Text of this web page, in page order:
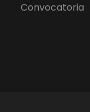
Convocatoria